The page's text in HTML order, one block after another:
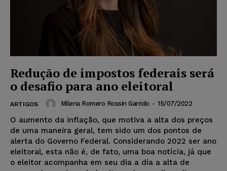
Redução de impostos federais será
o desafio para ano eleitoral
ARTIGOS Milena Romero Rossin Garrido - 15/07/2022
O aumento da inflação, que motiva a alta dos preços
de uma maneira geral, tem sido um dos pontos de
alerta do Governo Federal. Considerando 2022 ser ano
eleitoral, esta não é, de fato, uma boa notícia, já que
o eleitor acompanha em seu dia a dia a alta de